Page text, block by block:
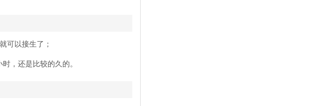
可以接生了；
，还是比较的久的。